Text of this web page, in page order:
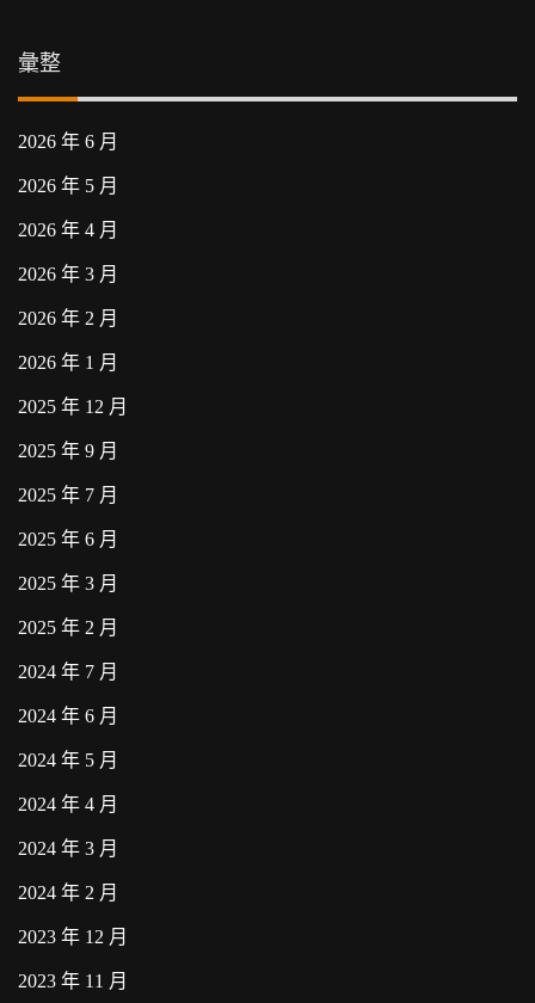
彙整
2026 年 6 月
2026 年 5 月
2026 年 4 月
2026 年 3 月
2026 年 2 月
2026 年 1 月
2025 年 12 月
2025 年 9 月
2025 年 7 月
2025 年 6 月
2025 年 3 月
2025 年 2 月
2024 年 7 月
2024 年 6 月
2024 年 5 月
2024 年 4 月
2024 年 3 月
2024 年 2 月
2023 年 12 月
2023 年 11 月